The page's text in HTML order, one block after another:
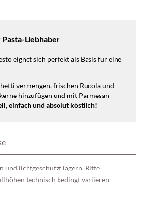
Liebhaber
eignet sich perfekt als Basis für eine
vermengen, frischen Rucola und
hinzufügen und mit Parmesan
einfach und absolut köstlich!
und lichtgeschützt lagern. Bitte
technisch bedingt variieren